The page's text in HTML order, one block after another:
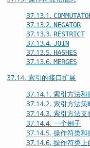
37.13.1.
37.13.2. NEGATOR
37.13.3. RESTRICT
37.13.4. JOIN
37.13.5. HASHES
37.13.6. MERGES
37.14. 索引的接口扩展
37.14.1. 索引方法和
37.14.2. 索引方法策
37.14.3. 索引方法支
37.14.4. 一个例子
37.14.5. 操作符类和
37.14.6. 操作符类上